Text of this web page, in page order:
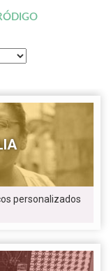
personalizados